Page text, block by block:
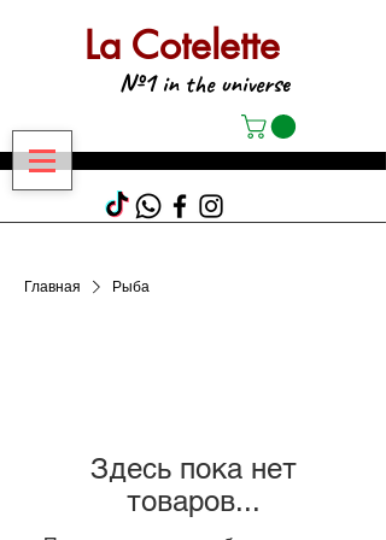
La Cotelette
№1in the universe
Главная Рыба
Здесь пока нет
товаров...